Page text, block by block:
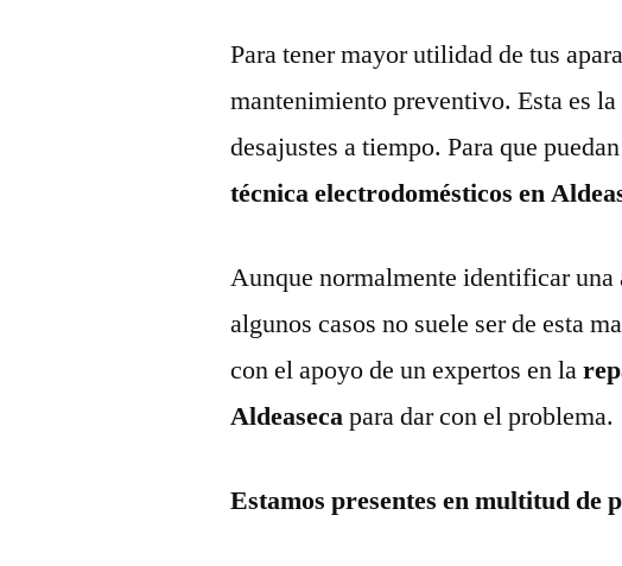
Para tener mayor utilidad de tus
mantenimiento preventivo. Esta es
desajustes a tiempo. Para que
técnica electrodomésticos en
Aunque normalmente identificar una
algunos casos no suele ser de esta
con el apoyo de un expertos en la
Aldeasecapara dar con el problema.
Estamos presentes en multitud de